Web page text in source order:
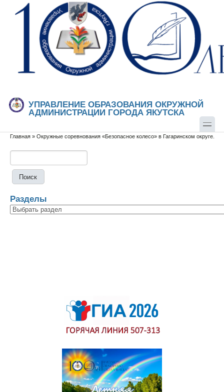
Перейти к основному содержанию
Skip to search
УПРАВЛЕНИЕ ОБРАЗОВАНИЯ ОКРУЖНОЙ
АДМИНИСТРАЦИИ ГОРОДА ЯКУТСКА
Вы здесь
Главная » Окружные соревнования «Безопасное колесо» в Гагаринском округе.
Разделы